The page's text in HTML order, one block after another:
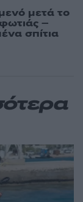
μετά το
–
σπίτια